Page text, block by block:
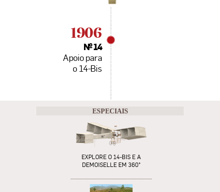
ESPECIAIS
EXPLORE O 14-BIS E A
DEMOISELLE EM 360°